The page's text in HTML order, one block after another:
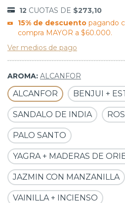
12 CUOTAS DE $273,10
15% de descuentopagando
compra MAYOR a $60.000.
Ver medios de pago
AROMA: ALCANFOR
ALCANFOR BENJUI +
SANDALO DE INDIA
PALO SANTO
YAGRA + MADERAS DE
JAZMIN CON MANZANILLA
VAINILLA + INCIENSO